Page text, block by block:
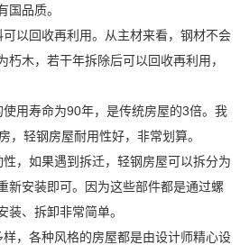
国品质。
以回收再利用。从主材来看，钢材不会
朽木，若干年拆除后可以回收再利用，
用寿命为90年，是传统房屋的3倍。我
，轻钢房屋耐用性好，非常划算。
，如果遇到拆迁，轻钢房屋可以拆分为
新安装即可。因为这些部件都是通过螺
装、拆卸非常简单。
，各种风格的房屋都是由设计师精心设